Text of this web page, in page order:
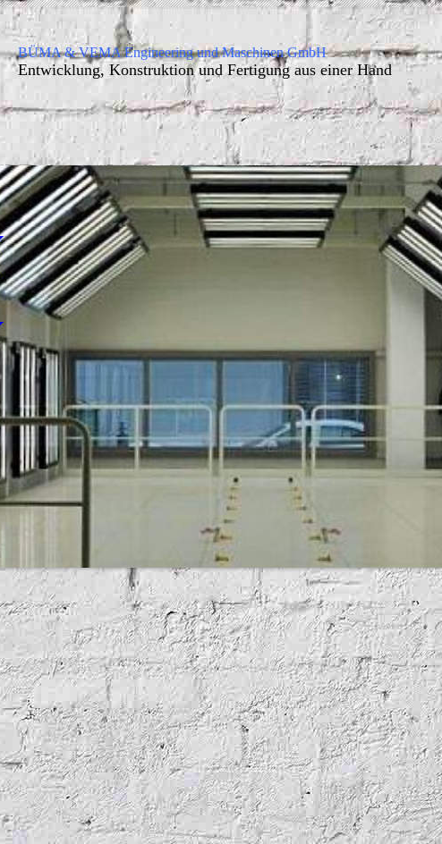
BÜMA & VEMA Engineering und Maschinen GmbH
Entwicklung, Konstruktion und Fertigung aus einer Hand